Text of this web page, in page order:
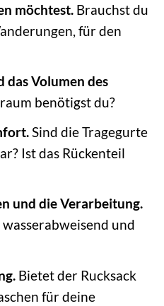
möchtest. Brauchst du
für den
das Volumen des
benötigst du?
Sind die Tragegurte
Ist das Rückenteil
und die Verarbeitung.
und
Bietet der Rucksack
für deine